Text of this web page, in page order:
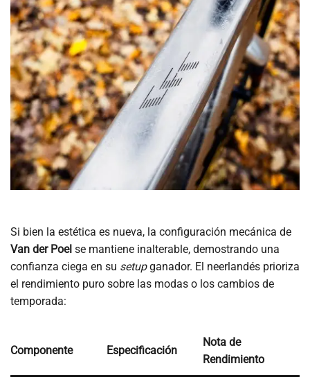
Si bien la estética es nueva, la configuración mecánica de
Van der Poel se mantiene inalterable, demostrando una
confianza ciega en su setupganador. El neerlandés prioriza
el rendimiento puro sobre las modas o los cambios de
temporada:
Componente Especificación
Nota de
Rendimiento